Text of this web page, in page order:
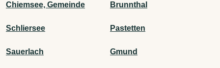
Chiemsee, Gemeinde Brunnthal
Schliersee Pastetten
Sauerlach Gmund